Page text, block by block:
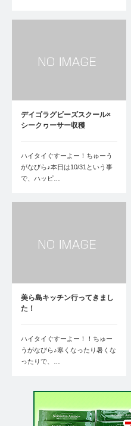
デイゴラグビーズスクール×
シークヮーサー収穫
ハイタイぐすーよー！ちゅーう
がなびら♪本日は10/31という事
で、ハッピ…
美ら島キッチン行ってきまし
た！
ハイタイぐすーよー！！ちゅー
うがなびら♪寒くなったり暑くな
ったりで、…